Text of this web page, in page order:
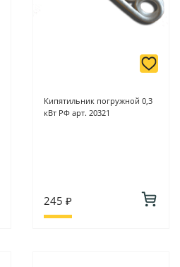
Кипятильник погружной 0,3
кВт РФ арт. 20321
245 ₽